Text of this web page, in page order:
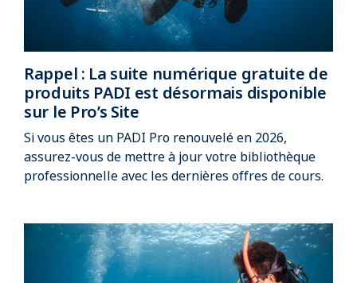
Rappel : La suite numérique gratuite de
produits PADI est désormais disponible
sur le Pro’s Site
Si vous êtes un PADI Pro renouvelé en 2026,
assurez-vous de mettre à jour votre bibliothèque
professionnelle avec les dernières offres de cours.